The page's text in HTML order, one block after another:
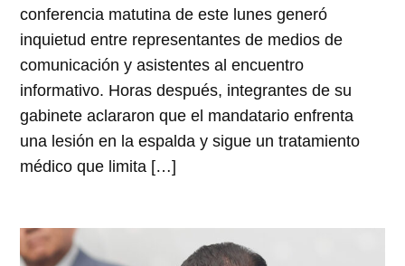
conferencia matutina de este lunes generó
inquietud entre representantes de medios de
comunicación y asistentes al encuentro
informativo. Horas después, integrantes de su
gabinete aclararon que el mandatario enfrenta
una lesión en la espalda y sigue un tratamiento
médico que limita […]